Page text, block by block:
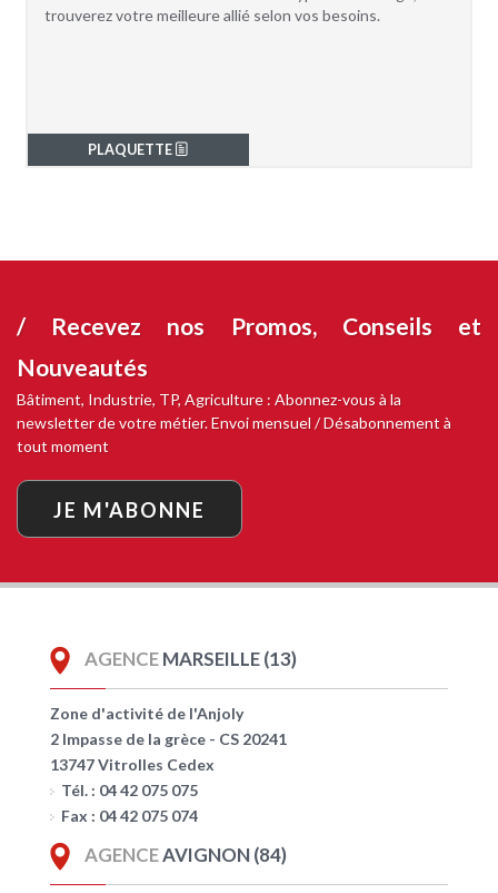
trouverez votre meilleure allié selon vos besoins.
PLAQUETTE
/ Recevez nos Promos, Conseils et
Nouveautés
Bâtiment, Industrie, TP, Agriculture : Abonnez-vous à la
newsletter de votre métier. Envoi mensuel / Désabonnement à
tout moment
JE M'ABONNE
AGENCEMARSEILLE (13)
Zone d'activité de l'Anjoly
2 Impasse de la grèce - CS 20241
13747 Vitrolles Cedex
Tél. : 04 42 075 075
Fax : 04 42 075 074
AGENCEAVIGNON (84)